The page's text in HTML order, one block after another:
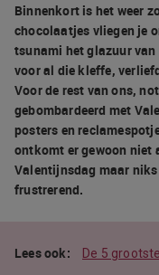
Binnenkort is het weer
chocolaatjes vliegen je
tsunami het glazuur
voor al die kleffe,
Voor de rest van ons,
gebombardeerd met
posters en
ontkomt er gewoon niet
Valentijnsdag maar
frustrerend.
De 5